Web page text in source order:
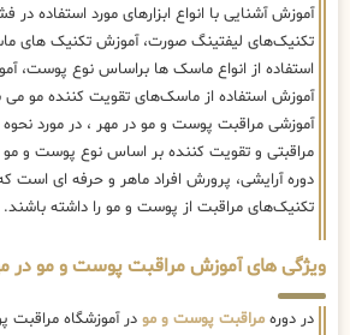
آموزش آشنایی با انواع ابزارهای مورد استفاده
تکنیک‌های لیفتینگ صورت، آموزش تکنیک های
استفاده از انواع ماسک ها براساس نوع پوست،
آموزش استفاده از ماسک‌های تقویت کننده مو می
آموزشی مراقبت پوست و مو در مهر ، در مورد نحوه
مراقبتی و تقویت کننده بر اساس نوع پوست و مو
دوره آرایشی، پرورش افراد ماهر و حرفه ای است
تکنیک‌های مراقبت از پوست و مو را داشته باشند.
ویژگی های آموزش مراقبت پوست و مو در
در دوره مراقبت پوست و مو در آموزشگاه